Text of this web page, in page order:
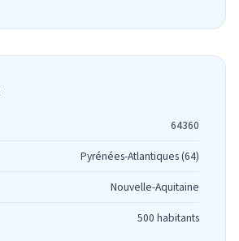
64360
Pyrénées-Atlantiques (64)
Nouvelle-Aquitaine
500 habitants